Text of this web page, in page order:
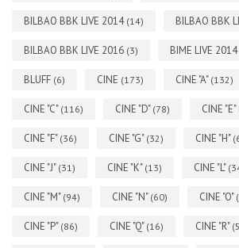
BILBAO BBK LIVE 2014 (14) BILBAO BBK
BILBAO BBK LIVE 2016 (3) BIME LIVE 2014
BLUFF (6) CINE (173) CINE "A" (132)
CINE "C" (116) CINE "D" (78) CINE "E"
CINE "F" (36) CINE "G" (32) CINE "H"
CINE "J" (31) CINE "K" (13) CINE "L"
CINE "M" (94) CINE "N" (60) CINE "O"
CINE "P" (86) CINE "Q" (16) CINE "R"